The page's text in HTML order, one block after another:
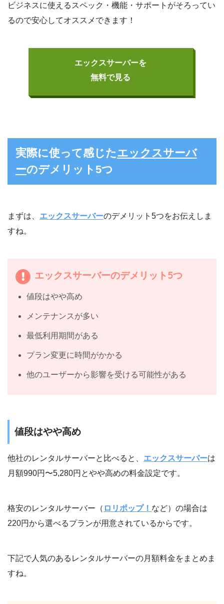
ビジネスに使えるスペック・機能・サポートがそろってい
るので安心してオススメできます！
エックスサーバーを
無料で見る
実際に使って感じたエックスサーバ
ーのデメリット5つ
まずは、 エックスサーバーのデメリット5つをお伝えしま
すね。
エックスサーバーのデメリット5つ
値段はやや高め
メンテナンスが多い
最低利用期間がある
プラン変更に時間がかかる
他のユーザーから影響を受ける可能性がある
値段はやや高め
他社のレンタルサーバーと比べると、 エックスサーバーは
月額990円〜5,280円とやや高めの料金設定です。
格安のレンタルサーバー（ ロリポップ！ など）の場合は
220円から選べるプランが用意されているからです。
下記で人気のあるレンタルサーバーの月額料金をまとめま
すね。